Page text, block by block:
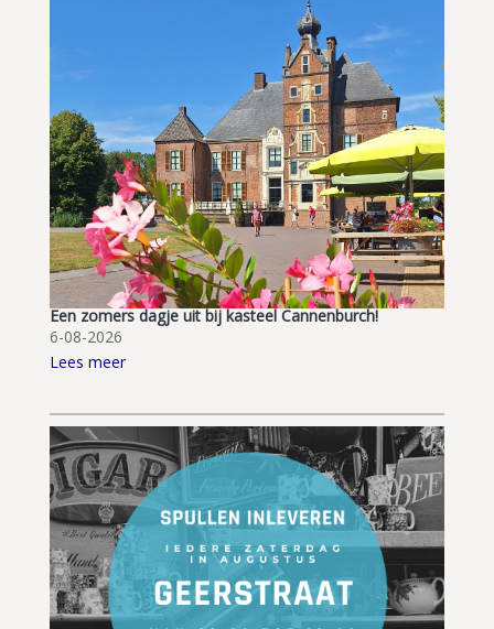
Een zomers dagje uit bij kasteel Cannenburch!
6-08-2026
Lees meer